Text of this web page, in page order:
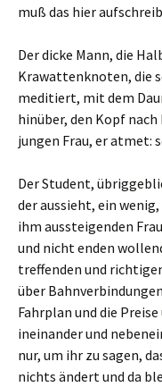
muß das hier
Der dicke Mann, die
Krawattenknoten, die
meditiert, mit dem
hinüber, den Kopf
jungen Frau, er atmet:
Der Student,
der aussieht, ein
ihm aussteigenden
und nicht enden
treffenden und
über
Fahrplan und die
ineinander und
nur, um ihr zu sagen,
nichts ändert und da